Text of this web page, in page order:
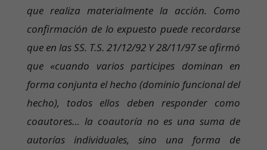
que realiza materialmente la acción. Como
confirmación de lo expuesto puede recordarse
que en las SS. T.S. 21/12/92 Y 28/11/97 se afirmó
que «cuando varios participes dominan en
forma conjunta el hecho (dominio funcional del
hecho), todos ellos deben responder como
coautores… la coautoría no es una suma de
autorías individuales, sino una forma de